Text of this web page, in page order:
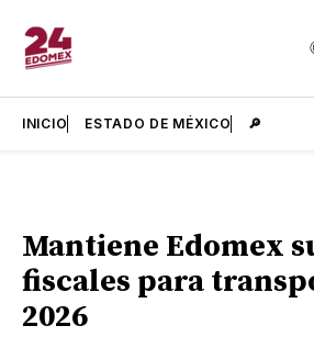
INICIO ESTADO DE MÉXICO 🔎
Mantiene Edomex
fiscales para
2026